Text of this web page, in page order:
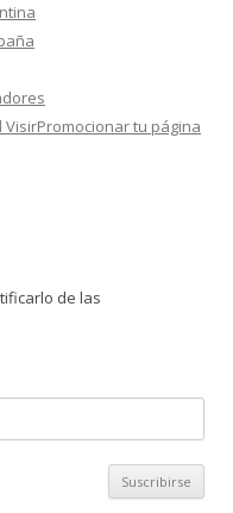
VisirPromocionar tu página
de las